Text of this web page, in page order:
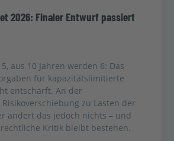
2026: Finaler Entwurf passiert
aus 10 Jahren werden 6: Das
für kapazitätslimitierte
entschärft. An der
zu Lasten der
ändert das jedoch nichts – und
Kritik bleibt bestehen.